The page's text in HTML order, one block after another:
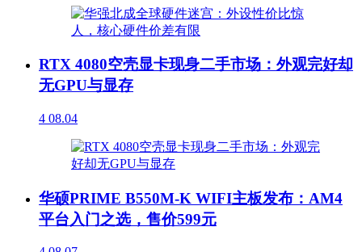
RTX 4080空壳显卡现身二手市场：外观完好却
无GPU与显存
4 08.04
华硕PRIME B550M-K WIFI主板发布：AM4
平台入门之选，售价599元